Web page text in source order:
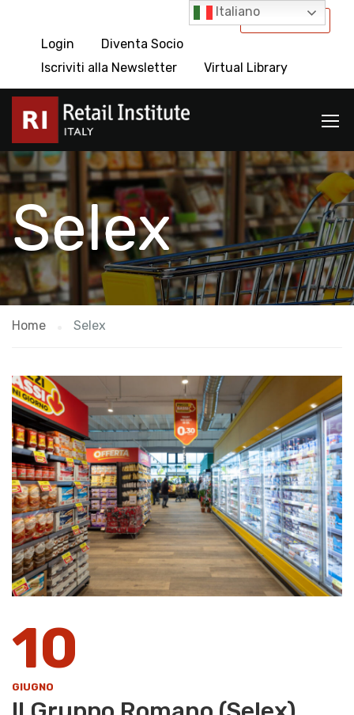
International
Login
Diventa Socio
Iscriviti alla Newsletter
Virtual Library
Selex
Home Selex
10
GIUGNO
Italiano